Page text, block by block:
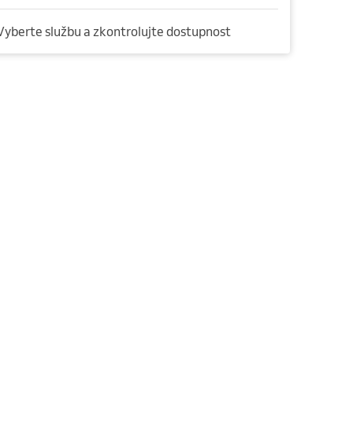
službu a zkontrolujte dostupnost